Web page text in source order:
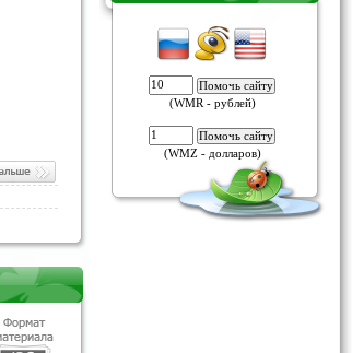
(WMR - рублей)
(WMZ - долларов)